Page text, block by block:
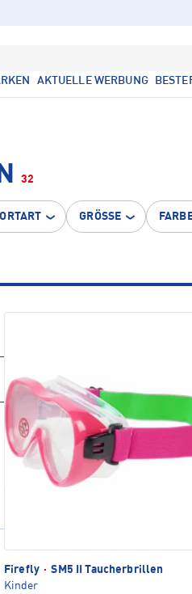
AKTUELLE WERBUNG
32
GRÖSSE
Firefly · SM5 II Taucherbrillen
Kinder